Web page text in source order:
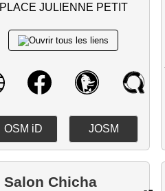
PLACE JULIENNE PETIT
OSM iD JOSM
Salon Chicha